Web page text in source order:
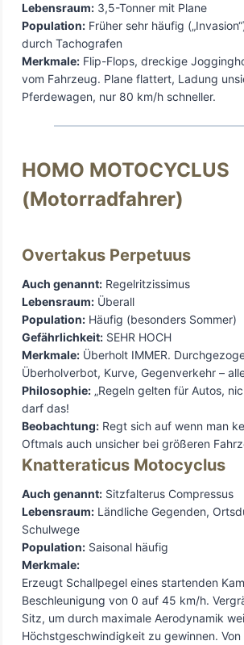
Lebensraum: 3,5-Tonner mit Plane
Population: Früher sehr häufig
durch Tachografen
Merkmale: Flip-Flops, dreckige
vom Fahrzeug. Plane flattert, Ladung
Pferdewagen, nur 80 km/h schneller.
HOMO MOTOCYCLUS
(Motorradfahrer)
Overtakus Perpetuus
Auch genannt: Regelritzissimus
Lebensraum: Überall
Population: Häufig (besonders Sommer)
Gefährlichkeit: SEHR HOCH
Merkmale: Überholt IMMER.
Überholverbot, Kurve, Gegenverkehr –
Philosophie: „Regeln gelten für Autos,
darf das!
Beobachtung: Regt sich auf wenn man
Oftmals auch unsicher bei größeren
Knatteraticus Motocyclus
Auch genannt: Sitzfalterus Compressus
Lebensraum: Ländliche Gegenden,
Schulwege
Population: Saisonal häufig
Merkmale:
Erzeugt Schallpegel eines startenden
Beschleunigung von 0 auf 45 km/h.
Sitz, um durch maximale Aerodynamik
Höchstgeschwindigkeit zu gewinnen.